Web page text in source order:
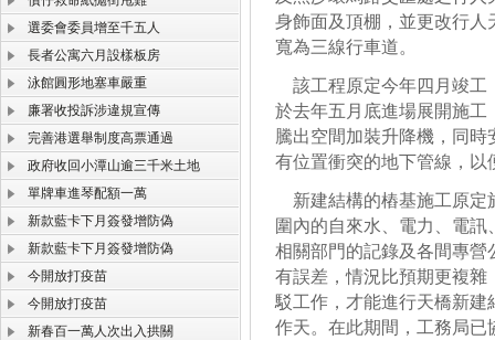
選委會委員增至千五人
長者公寓六月設樣板房
泳館圓形地塞車嚴重
廉署收投訴涉違規宣傳
完善港選舉制度高票通過
政府收回小潭山逾三千米土地
單牌車進琴配額一萬
新款藍卡下月簽發增防偽
新款藍卡下月簽發增防偽
今開放打疫苗
今開放打疫苗
新春百一萬人次出入拱關
身飾面及頂棚，並更改行
寬為三線行車道。
該工程原定今年四月竣工
於去年五月底進場展開施
騰出空間加裝升降機，同
有位置衝突的地下管線，以
新建結構的樁基施工原定
圍內的自來水、電力、電
相關部門的記錄及各間專
有誤差，情況比預期更複
駁工作，才能進行天橋新
作天。在此期間，工務局